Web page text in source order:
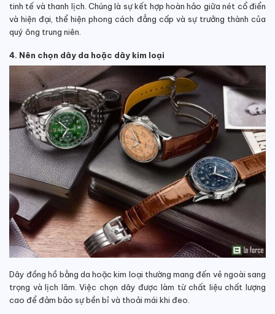
tinh tế và thanh lịch. Chúng là sự kết hợp hoàn hảo giữa nét cổ điển
và hiện đại, thể hiện phong cách đẳng cấp và sự trưởng thành của
quý ông trung niên.
4. Nên chọn dây da hoặc dây kim loại
Dây đồng hồ bằng da hoặc kim loại thường mang đến vẻ ngoài sang
trọng và lịch lãm. Việc chọn dây được làm từ chất liệu chất lượng
cao để đảm bảo sự bền bỉ và thoải mái khi đeo.